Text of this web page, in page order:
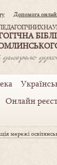
Допомога
Онлайн
мережі